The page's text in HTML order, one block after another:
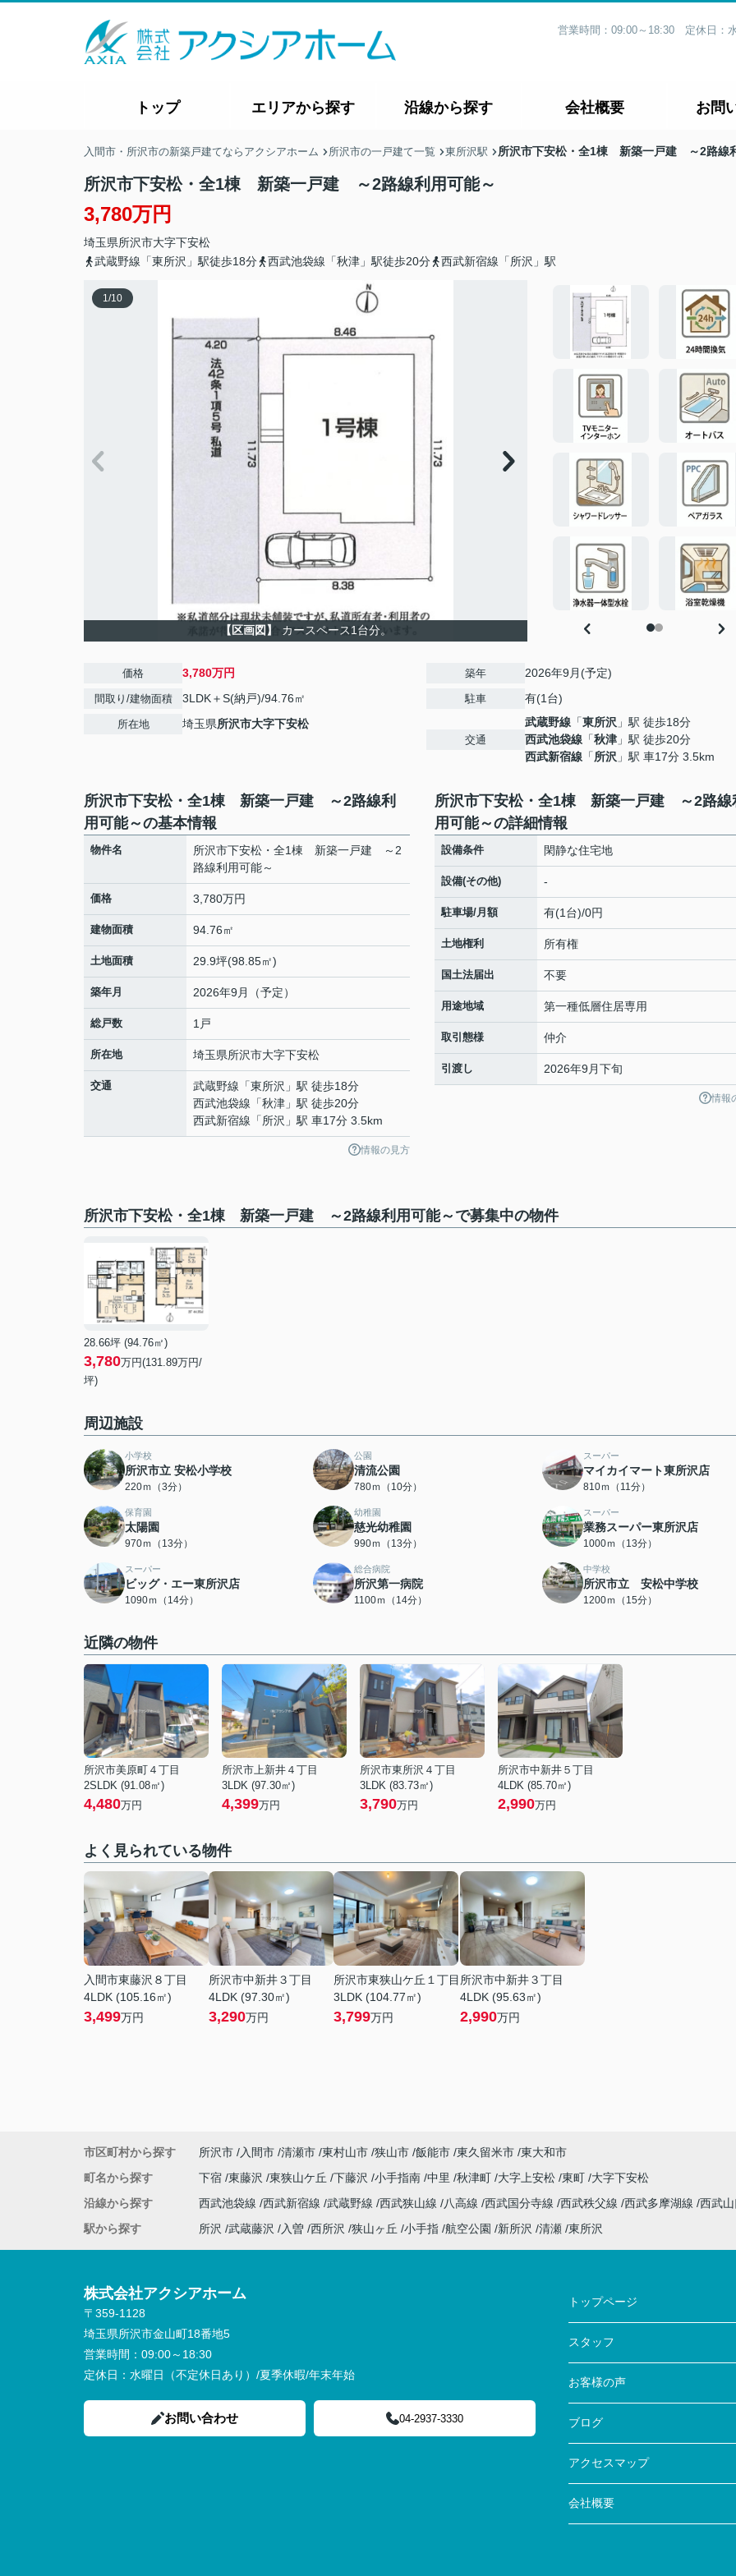
営業時間：09:00～18:30 定休日：
トップ エリアから探す 沿線から探す 会社概要 お問
入間市・所沢市の新築戸建てならアクシアホーム 所沢市の一戸建て一覧 東所沢駅 所沢市下安松・全1棟 新築一戸建 ～2路線
所沢市下安松・全1棟 新築一戸建 ～2路線利用可能～
3,780万円
埼玉県所沢市大字下安松
武蔵野線「東所沢」駅徒歩18分
西武池袋線「秋津」駅徒歩20分 西武新宿線「所沢」駅
1/10
【区画図】 カースペース1台分。
価格 3,780万円
間取り/建物面積 3LDK＋S(納戸)/94.76㎡
所在地 埼玉県所沢市大字下安松
築年 2026年9月(予定)
駐車 有(1台)
交通
武蔵野線 「東所沢 」駅 徒歩18分
西武池袋線 「秋津 」駅 徒歩20分
西武新宿線 「所沢 」駅 車17分 3.5km
所沢市下安松・全1棟 新築一戸建 ～2路線利
用可能～の基本情報
物件名
所沢市下安松・全1棟 新築一戸建 ～2
路線利用可能～
価格 3,780万円
建物面積 94.76㎡
土地面積 29.9坪(98.85㎡)
築年月 2026年9月（予定）
総戸数 1戸
所在地 埼玉県所沢市大字下安松
交通 武蔵野線 「東所沢 」駅 徒歩18分
西武池袋線 「秋津 」駅 徒歩20分
西武新宿線 「所沢 」駅 車17分 3.5km
情報の見方
所沢市下安松・全1棟 新築一戸建 ～2路線
用可能～の詳細情報
設備条件 閑静な住宅地
設備(その他) -
駐車場/月額 有(1台)/0円
土地権利 所有権
国土法届出 不要
用途地域 第一種低層住居専用
取引態様 仲介
引渡し 2026年9月下旬
情報
所沢市下安松・全1棟 新築一戸建 ～2路線利用可能～で募集中の物件
28.66坪 (94.76㎡)
3,780万円(131.89万円/
坪)
周辺施設
小学校
所沢市立 安松小学校
220ｍ（3分）
公園
清流公園
780ｍ（10分）
スーパー
マイカイマート東所沢店
810ｍ（11分）
保育園
太陽園
970ｍ（13分）
幼稚園
慈光幼稚園
990ｍ（13分）
スーパー
業務スーパー東所沢店
1000ｍ（13分）
スーパー
ビッグ・エー東所沢店
1090ｍ（14分）
総合病院
所沢第一病院
1100ｍ（14分）
中学校
所沢市立 安松中学校
1200ｍ（15分）
近隣の物件
所沢市美原町４丁目
2SLDK (91.08㎡)
4,480万円
所沢市上新井４丁目
3LDK (97.30㎡)
4,399万円
所沢市東所沢４丁目
3LDK (83.73㎡)
3,790万円
所沢市中新井５丁目
4LDK (85.70㎡)
2,990万円
よく見られている物件
入間市東藤沢８丁目
4LDK (105.16㎡)
3,499万円
所沢市中新井３丁目
4LDK (97.30㎡)
3,290万円
所沢市東狭山ケ丘１丁目
3LDK (104.77㎡)
3,799万円
所沢市中新井３丁目
4LDK (95.63㎡)
2,990万円
市区町村から探す 所沢市 入間市 清瀬市 東村山市 狭山市 飯能市 東久留米市 東大和市
町名から探す
下宿 東藤沢 東狭山ケ丘 下藤沢 小手指南 中里 秋津町 大字上安松 東町 大字下安松
沿線から探す
西武池袋線 西武新宿線 武蔵野線 西武狭山線 八高線 西武国分寺線 西武秩父線 西武多摩湖線 西武
駅から探す
所沢 武蔵藤沢 入曽 西所沢 狭山ヶ丘 小手指 航空公園 新所沢 清瀬 東所沢
株式会社アクシアホーム
〒359-1128
埼玉県所沢市金山町18番地5
営業時間： 09:00～18:30
定休日： 水曜日（不定休日あり）/夏季休暇/年末年始
お問い合わせ 04-2937-3330
トップページ
スタッフ
お客様の声
ブログ
アクセスマップ
会社概要